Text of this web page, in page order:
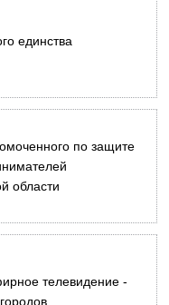
единства
по защите
области
телевидение -